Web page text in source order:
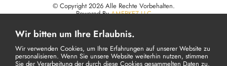
© Copyright 2026 Alle Rechte Vorbehalten.
Powered ByAMERKEZ LLC
Wir bitten um Ihre Erlaubnis.
Wir verwenden Cookies, um Ihre Erfahrungen auf unserer Website zu
personalisieren. Wenn Sie unsere Website weiterhin nutzen, stimmen
Sie der Verarbeitung der durch diese Cookies gesammelten Daten zu.